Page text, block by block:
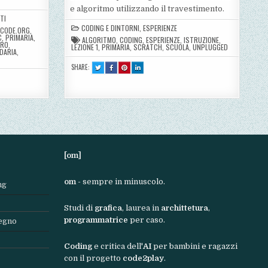
CODE.ORG
PRIMARIA,
,
e algoritmo utilizzando il travestimento.
CODING E DINTORNI ,ESPERIENZE
ALGORITMO ,CODING ,ESPERIENZE ,ISTRUZIONE
LEZIONE 1 ,PRIMARIA ,SCRATCH ,SCUOLA ,UNPLUGGED
SHARE: TWEET
THIS!
–
SCRATCH
UNPLUGGED
–
ISTRUZIONE
E
ALGORITMO
SHARE
THIS
LEZIONE
1
–
SCRATCH
UNPLUGGED
–
ISTRUZIONE
SHARE
THIS
LEZIONE
1
–
SCRATCH
UNPLUGGED
–
ISTRUZIONE
SHARE
THIS
LEZIONE
1
–
SCRATCH
UNPLUGGED
–
ISTRUZIONE
[om]
om - sempre in minuscolo.
Studi di grafica, laurea in archittetura,
programmatriceper caso.
Codinge critica dell'AIper bambini e ragazzi
con il progetto code2play.